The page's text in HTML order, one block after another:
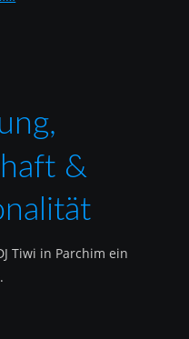
&
Tiwi in Parchim ein